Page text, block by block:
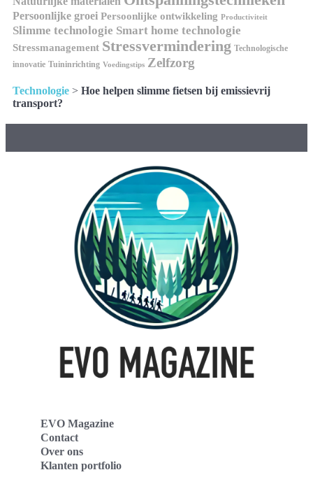
Persoonlijke groei Persoonlijke ontwikkeling Productiviteit
Slimme technologie Smart home technologie
Stressmanagement Stressvermindering Technologische
innovatie Tuininrichting Voedingstips Zelfzorg
Technologie > Hoe helpen slimme fietsen bij emissievrij
transport?
EVO Magazine
Contact
Over ons
Klanten portfolio